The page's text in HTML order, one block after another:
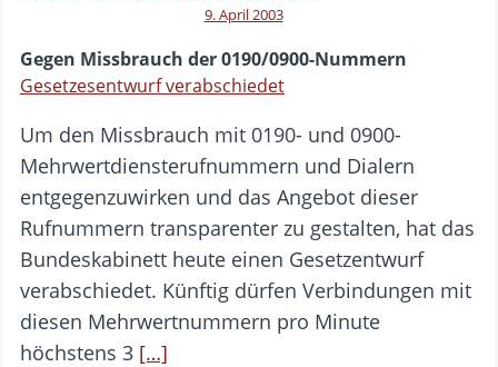
9. April 2003
Gegen Missbrauch der 0190/0900-Nummern
Gesetzesentwurf verabschiedet
Um den Missbrauch mit 0190- und 0900-
Mehrwertdiensterufnummern und Dialern
entgegenzuwirken und das Angebot dieser
Rufnummern transparenter zu gestalten, hat das
Bundeskabinett heute einen Gesetzentwurf
verabschiedet. Künftig dürfen Verbindungen mit
diesen Mehrwertnummern pro Minute
höchstens 3 […]